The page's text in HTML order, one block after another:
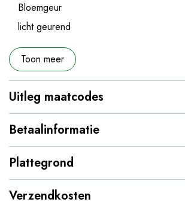
Bloemgeur
licht geurend
Toon meer
Uitleg maatcodes
Betaalinformatie
Plattegrond
Verzendkosten